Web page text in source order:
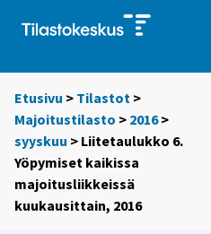
Etusivu > Tilastot >
Majoitustilasto > 2016>
syyskuu > Liitetaulukko 6.
Yöpymiset kaikissa
majoitusliikkeissä
kuukausittain, 2016